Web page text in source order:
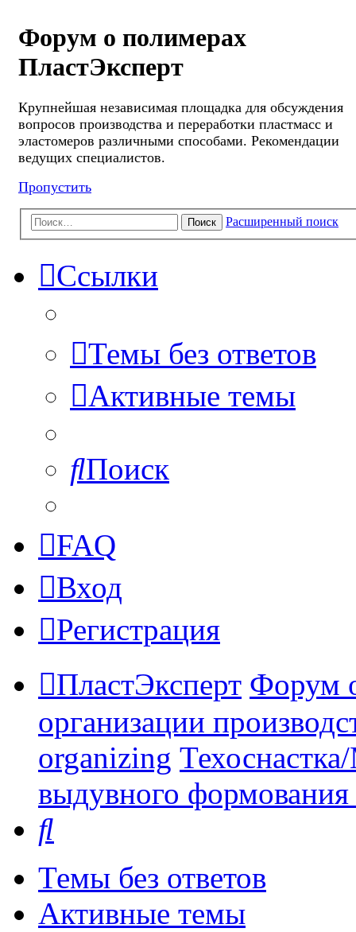
Форум о полимерах
ПластЭксперт
Крупнейшая независимая площадка для обсуждения
вопросов производства и переработки пластмасс и
эластомеров различными способами. Рекомендации
ведущих специалистов.
Пропустить
Поиск Расширенный поиск
Ссылки
Темы без ответов
Активные темы
Поиск
FAQ
Вход
Регистрация
ПластЭксперт Форум
организации
organizing
выдувного
Темы без ответов
Активные темы